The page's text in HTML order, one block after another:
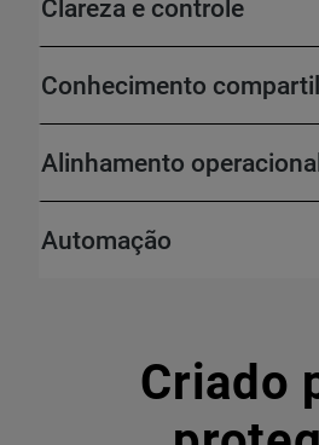
Clareza e controle
Conhecimento
Alinhamento operacional
Automação
Criado